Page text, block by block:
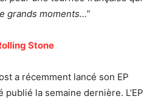
grands moments…”
Stone
a récemment lancé son EP
publié la semaine dernière. L’EP